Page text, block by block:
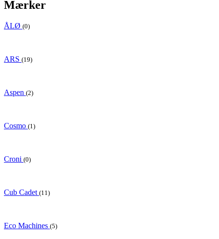
Mærker
ÅLØ (0)
ARS (19)
Aspen (2)
Cosmo (1)
Croni (0)
Cub Cadet (11)
Eco Machines (5)